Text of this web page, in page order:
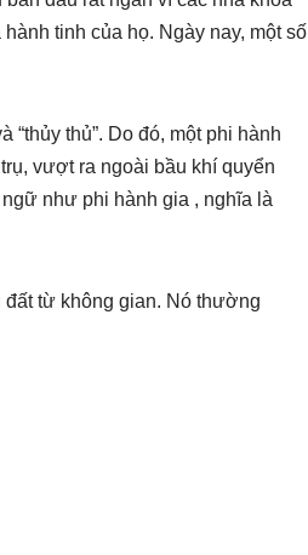
tinh của họ. Ngày nay, một số
“thủy thủ”. Do đó, một phi hành
vượt ra ngoài bầu khí quyển
như phi hành gia , nghĩa là
đất từ ​​không gian. Nó thường